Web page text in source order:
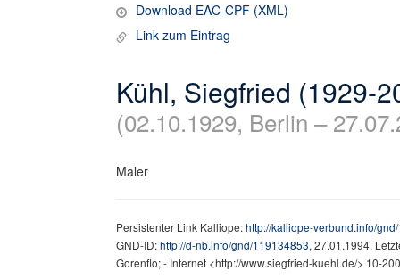
Download EAC-CPF (XML)
Link zum Eintrag
Kühl, Siegfried (1929-
(02.10.1929, Berlin –
Maler
Persistenter Link Kalliope:http://kalliope-verbund.info/
GND-ID:http://d-nb.info/gnd/119134853, 27.01.1994,
Gorenflo; - Internet <http://www.siegfried-kuehl.de/> 10-